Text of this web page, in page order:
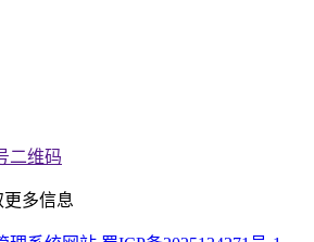
更多信息